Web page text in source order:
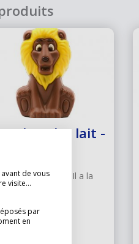
chocolat lait -
du catalogue ! Il a la
...Voir plus
€
de vous
visite...
par
en